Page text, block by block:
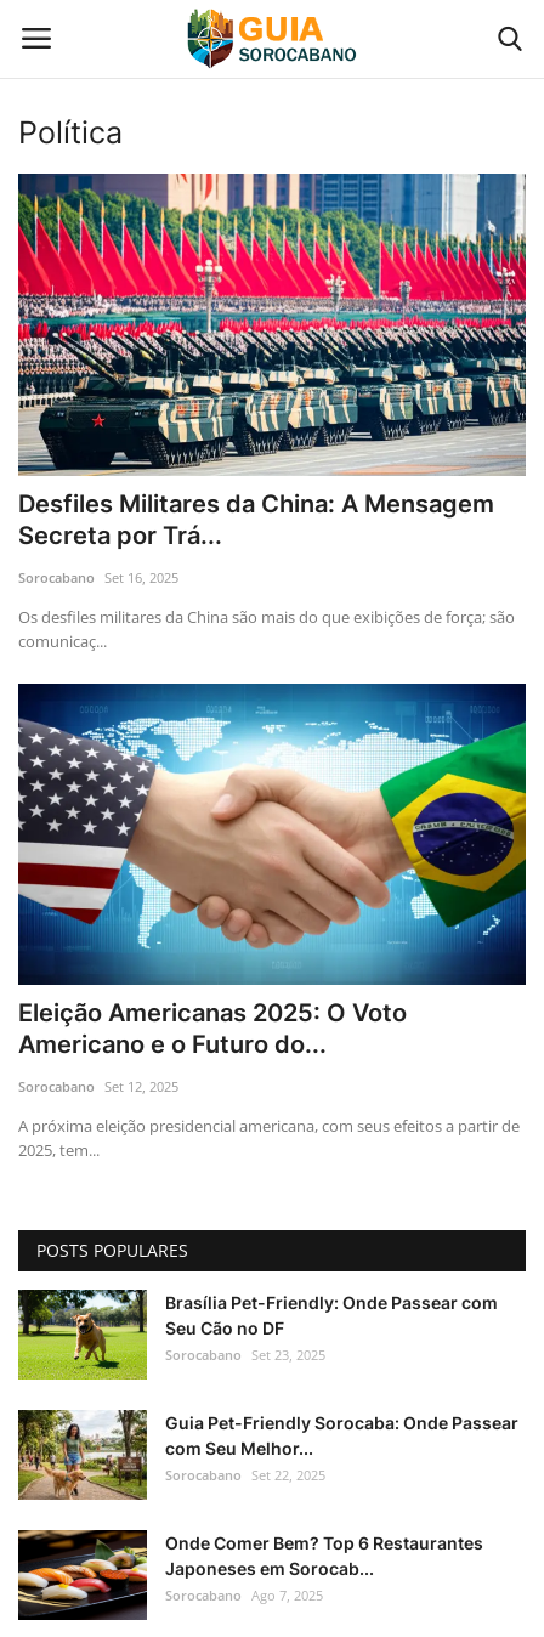
Contato
Gastronomia em Sorocaba
Galeria de Fotos
Categoria
Política
Desfiles Militares da China: A Mensagem
Secreta por Trá...
Sorocabano Set 16, 2025
Os desfiles militares da China são mais do que exibições de força; são
comunicaç...
Eleição Americanas 2025: O Voto
Americano e o Futuro do...
Sorocabano Set 12, 2025
A próxima eleição presidencial americana, com seus efeitos a partir de
2025, tem...
POSTS POPULARES
Brasília Pet-Friendly: Onde Passear com
Seu Cão no DF
Sorocabano Set 23, 2025
Guia Pet-Friendly Sorocaba: Onde Passear
com Seu Melhor...
Sorocabano Set 22, 2025
Onde Comer Bem? Top 6 Restaurantes
Japoneses em Sorocab...
Sorocabano Ago 7, 2025